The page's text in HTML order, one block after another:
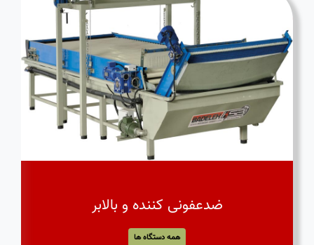
ضدعفونی کننده و بالابر
همه دستگاه ها